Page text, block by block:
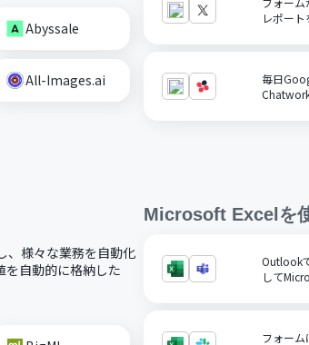
Abyssale
All-Images.ai
レポー
毎日
、様々な業務を自動化
を自動的に格納した
Microsoft Excel を
Outlook
して
フォーム